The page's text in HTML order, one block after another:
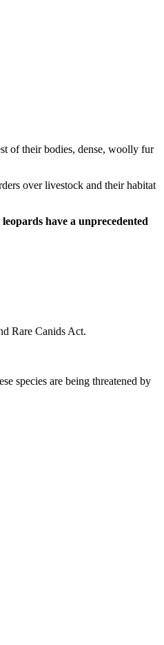
of their bodies, dense, woolly fur
over livestock and their habitat
have a unprecedented
Rare Canids Act.
species are being threatened by